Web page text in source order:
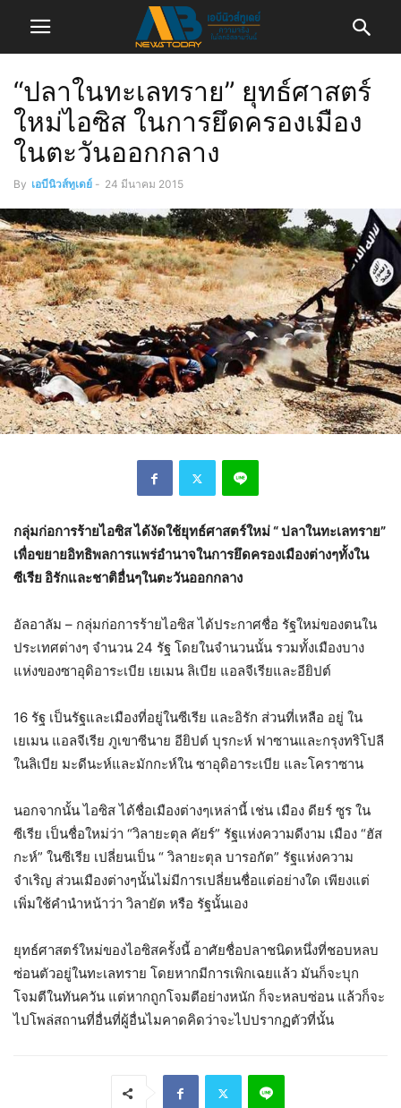
“ปลาในทะเลทราย” ยุทธ์ศาสตร์
ใหม่ไอซิส ในการยึดครองเมือง
ในตะวันออกกลาง
By เอบีนิวส์ทูเดย์ - 24 มีนาคม 2015
กลุ่มก่อการร้ายไอซิส ได้งัดใช้ยุทธ์ศาสตร์ใหม่ “ ปลาในทะเลทราย”
เพื่อขยายอิทธิพลการแพร่อำนาจในการยึดครองเมืองต่างๆทั้งใน
ซีเรีย อิรักและชาติอื่นๆในตะวันออกกลาง
อัลอาลัม – กลุ่มก่อการร้ายไอซิส ได้ประกาศชื่อ รัฐใหม่ของตนใน
ประเทศต่างๆ จำนวน 24 รัฐ โดยในจำนวนนั้น รวมทั้งเมืองบาง
แห่งของซาอุดิอาระเบีย เยเมน ลิเบีย แอลจีเรียและอียิปต์
16 รัฐ เป็นรัฐและเมืองที่อยู่ในซีเรีย และอิรัก ส่วนที่เหลือ อยู่ ใน
เยเมน แอลจีเรีย ภูเขาซีนาย อียิปต์ บุรกะห์ ฟาซานและกรุงทริโปลี
ในลิเบีย มะดีนะห์และมักกะห์ใน ซาอุดิอาระเบีย และโคราซาน
นอกจากนั้น ไอซิส ได้ชื่อเมืองต่างๆเหล่านี้ เช่น เมือง ดียร์ ซูร ใน
ซีเรีย เป็นชื่อใหม่ว่า “วิลายะตุล คัยร์” รัฐแห่งความดีงาม เมือง “ฮัส
กะห์” ในซีเรีย เปลี่ยนเป็น “ วิลายะตุล บารอกัต” รัฐแห่งความ
จำเริญ ส่วนเมืองต่างๆนั้นไม่มีการเปลี่ยนชื่อแต่อย่างใด เพียงแต่
เพิ่มใช้คำนำหน้าว่า วิลายัต หรือ รัฐนั้นเอง
ยุทธ์ศาสตร์ใหม่ของไอซิสครั้งนี้ อาศัยชื่อปลาชนิดหนึ่งที่ชอบหลบ
ซ่อนตัวอยู่ในทะเลทราย โดยหากมีการเพิกเฉยแล้ว มันก็จะบุก
โจมตีในทันควัน แต่หากถูกโจมตีอย่างหนัก ก็จะหลบซ่อน แล้วก็จะ
ไปโพล่สถานที่อื่นที่ผู้อื่นไมคาดคิดว่าจะไปปรากฏตัวที่นั้น